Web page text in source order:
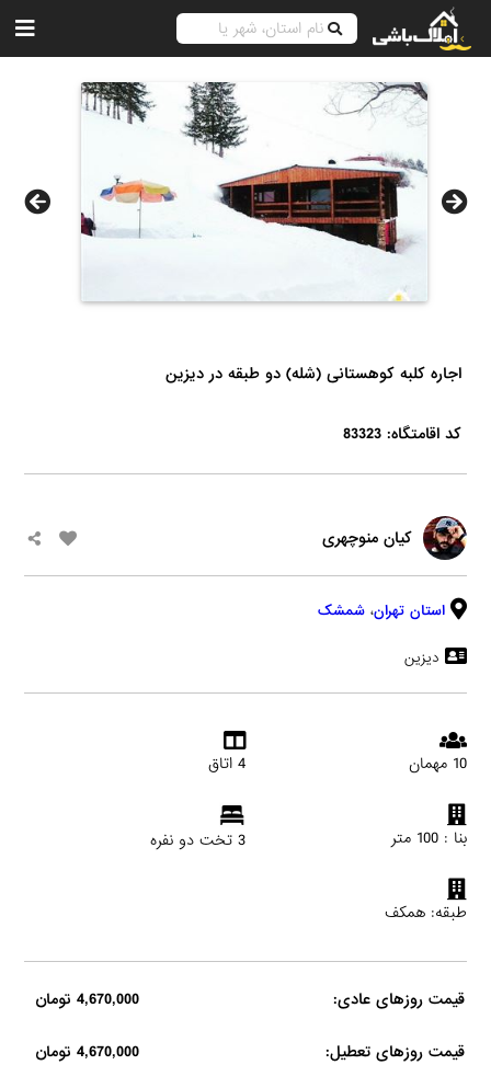
اجاره کلبه کوهستانی (شله) دو طبقه در دیزین
کد اقامتگاه: 83323
کیان منوچهری
استان تهران، شمشک
دیزین
10 مهمان 4 اتاق
بنا : 100 متر 3 تخت دو نفره
طبقه: همکف
قیمت روزهای عادی: 4,670,000 تومان
قیمت روزهای تعطیل: 4,670,000 تومان